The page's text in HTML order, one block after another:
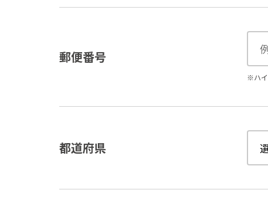
郵便番号
※ハイ
都道府県